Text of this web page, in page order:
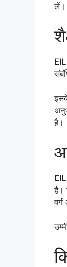
लें।
है।
है।